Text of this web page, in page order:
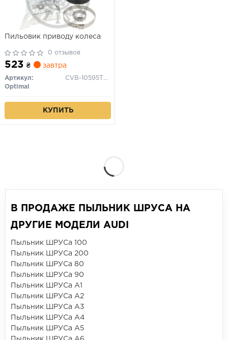
Пильовик приводу колеса
0 отзывов
523 ₴ завтра
Артикул:
CVB-10595TPE
Optimal
КУПИТЬ
В ПРОДАЖЕ ПЫЛЬНИК ШРУСА НА
ДРУГИЕ МОДЕЛИ AUDI
Пыльник ШРУСа 100
Пыльник ШРУСа 200
Пыльник ШРУСа 80
Пыльник ШРУСа 90
Пыльник ШРУСа A1
Пыльник ШРУСа A2
Пыльник ШРУСа A3
Пыльник ШРУСа A4
Пыльник ШРУСа A5